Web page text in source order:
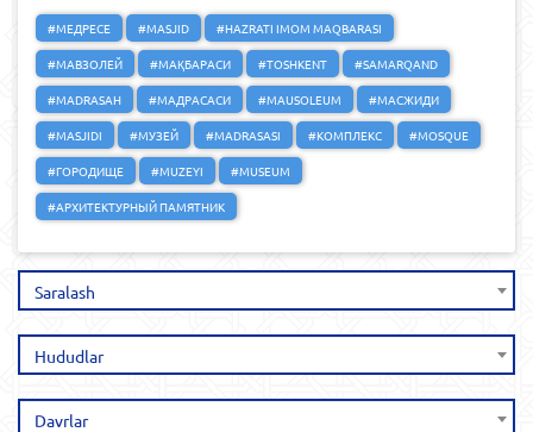
#МЕДРЕСЕ #MASJID
#HAZRATI IMOM MAQBARASI
#МАВЗОЛЕЙ
#МАҚБАРАСИ #TOSHKENT
#SAMARQAND
#MADRASAH
#МАДРАСАСИ #MAUSOLEUM
#МАСЖИДИ
#MASJIDI
#МУЗЕЙ #MADRASASI #КОМПЛЕКС
#MOSQUE
#ГОРОДИЩЕ
#MUZEYI
#MUSEUM
#АРХИТЕКТУРНЫЙ ПАМЯТНИК
Saralash
Hududlar
Davrlar